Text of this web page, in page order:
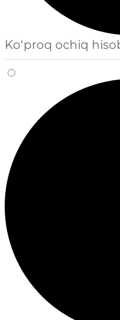
Ko‘proq ochiq